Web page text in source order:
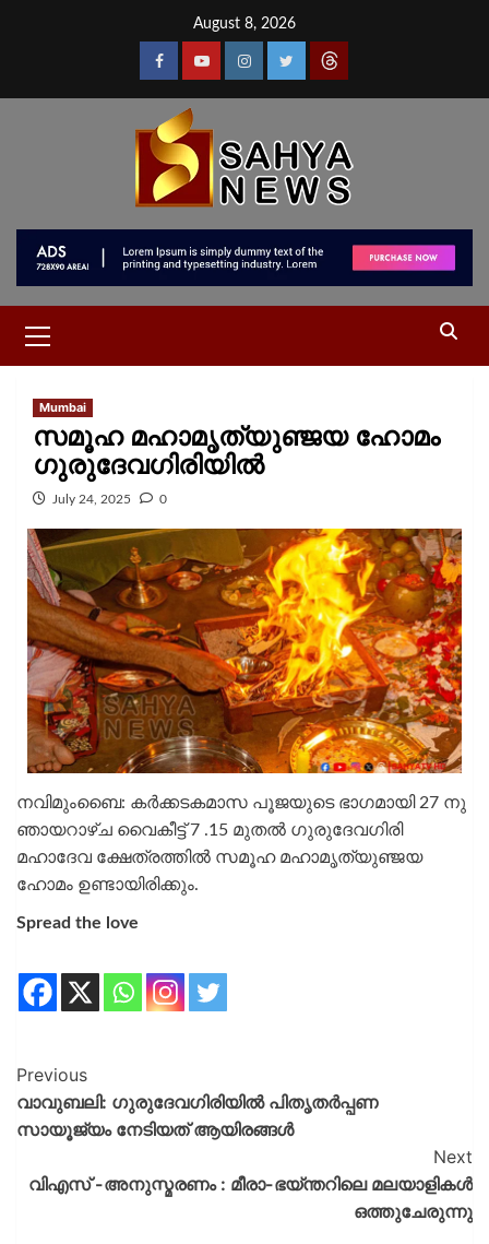
August 8, 2026
Mumbai
സമൂഹ മഹാമൃത്യുഞ്ജയ ഹോമം
ഗുരുദേവഗിരിയിൽ
July 24, 2025 0
നവിമുംബൈ: കർക്കടകമാസ പൂജയുടെ ഭാഗമായി 27 നു
ഞായറാഴ്ച വൈകീട്ട് 7 .15 മുതൽ ഗുരുദേവഗിരി
മഹാദേവ ക്ഷേത്രത്തിൽ സമൂഹ മഹാമൃത്യുഞ്ജയ
ഹോമം ഉണ്ടായിരിക്കും.
Spread the love
Previous
വാവുബലി: ഗുരുദേവഗിരിയിൽ പിതൃതർപ്പണ
സായൂജ്യം നേടിയത് ആയിരങ്ങൾ
Next
വിഎസ് -അനുസ്മരണം : മീരാ-ഭയ്ന്തറിലെ മലയാളികൾ
ഒത്തുചേരുന്നു